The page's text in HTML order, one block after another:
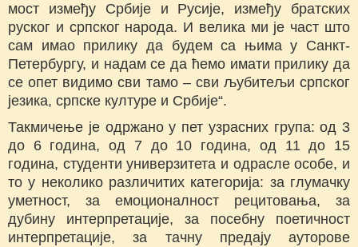
мост између Србије и Русије, између братских
руског и српског народа. И велика ми је част што
сам имао прилику да будем са њима у Санкт-
Петербургу, и надам се да ћемо имати прилику да
се опет видимо сви тамо – сви љубитељи српског
језика, српске културе и Србије“.
Такмичење је одржано у пет узрасних група: од 3
до 6 година, од 7 до 10 година, од 11 до 15
година, студенти универзитета и одрасле особе, и
то у неколико различитих категорија: за глумачку
уметност, за емоционалност рецитовања, за
дубину интерпретације, за посебну поетичност
интерпретације, за тачну предају ауторове